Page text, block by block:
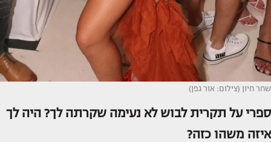
שחר חיון (צילום: אור גפן)
ספרי על תקרית לבוש לא נעימה שקרתה לך? היה לך
איזה משהו כזה?